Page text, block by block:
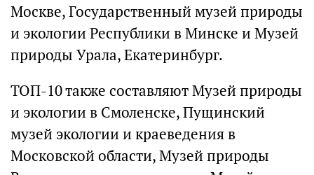
Москве, Государственный музей природы
и экологии Республики в Минске и Музей
природы Урала, Екатеринбург.
ТОП-10 также составляют Музей природы
и экологии в Смоленске, Пущинский
музей экологии и краеведения в
Московской области, Музей природы